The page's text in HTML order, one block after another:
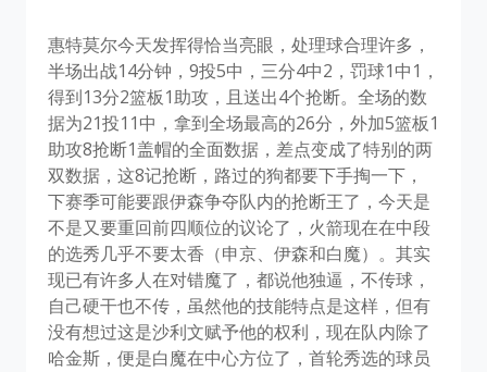
惠特莫尔今天发挥得恰当亮眼，处理球合理许多，
半场出战14分钟，9投5中，三分4中2，罚球1中1，
得到13分2篮板1助攻，且送出4个抢断。全场的数
据为21投11中，拿到全场最高的26分，外加5篮板1
助攻8抢断1盖帽的全面数据，差点变成了特别的两
双数据，这8记抢断，路过的狗都要下手掏一下，
下赛季可能要跟伊森争夺队内的抢断王了，今天是
不是又要重回前四顺位的议论了，火箭现在在中段
的选秀几乎不要太香（申京、伊森和白魔）。其实
现已有许多人在对错魔了，都说他独逼，不传球，
自己硬干也不传，虽然他的技能特点是这样，但有
没有想过这是沙利文赋予他的权利，现在队内除了
哈金斯，便是白魔在中心方位了，首轮秀选的球员